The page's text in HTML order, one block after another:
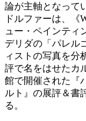
論が主軸となって
ドルファーは、《
ュー・ペインティ
デリダの「パレル
ィストの写真を分
評で名をはせたカ
館で開催された『
ルト』の展評＆書
る。